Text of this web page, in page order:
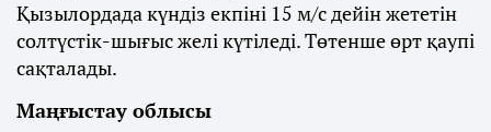
Қызылордада күндіз екпіні 15 м/с дейін жететін
солтүстік-шығыс желі күтіледі. Төтенше өрт қаупі
сақталады.
Маңғыстау облысы